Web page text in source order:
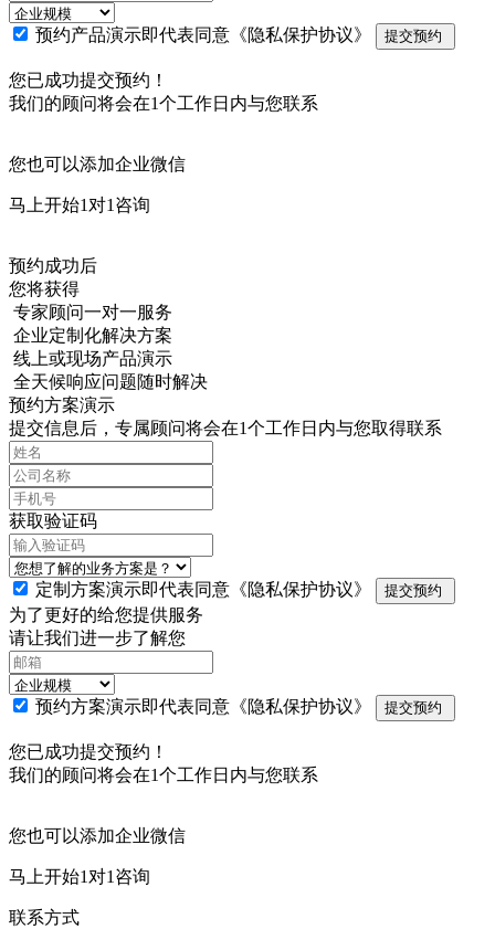
预约产品演示即代表同意 《隐私保护协议》 提交预约
您已成功提交预约！
我们的顾问将会在1个工作日内与您联系
您也可以添加企业微信
马上开始1对1咨询
预约成功后
您将获得
专家顾问一对一服务
企业定制化解决方案
线上或现场产品演示
全天候响应问题随时解决
预约方案演示
提交信息后，专属顾问将会在1个工作日内与您取得联系
获取验证码
定制方案演示即代表同意 《隐私保护协议》 提交预约
为了更好的给您提供服务
请让我们进一步了解您
预约方案演示即代表同意 《隐私保护协议》 提交预约
您已成功提交预约！
我们的顾问将会在1个工作日内与您联系
您也可以添加企业微信
马上开始1对1咨询
联系方式